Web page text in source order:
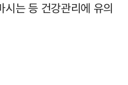
는 등 건강관리에 유의